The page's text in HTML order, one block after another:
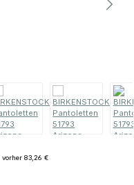
vorher 83,26 €